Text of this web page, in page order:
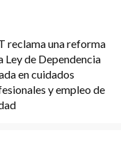
reclama una reforma
Ley de Dependencia
en cuidados
y empleo de